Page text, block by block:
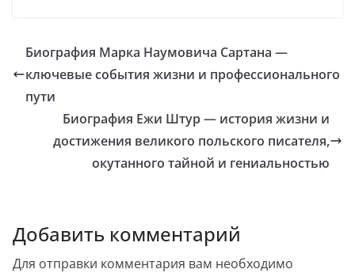
Биография Марка Наумовича Сартана —
ключевые события жизни и профессионального
пути
Биография Ежи Штур — история жизни и
достижения великого польского писателя,
окутанного тайной и гениальностью
Добавить комментарий
Для отправки комментария вам необходимо